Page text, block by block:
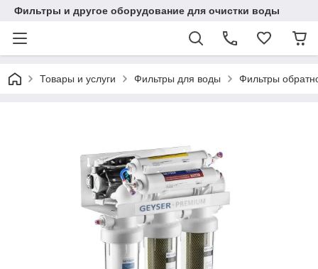
Фильтры и другое оборудование для очистки воды
Товары и услуги Фильтры для воды Фильтры